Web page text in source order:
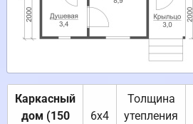
Каркасный
дом (150
6х4
Толщина
утепления